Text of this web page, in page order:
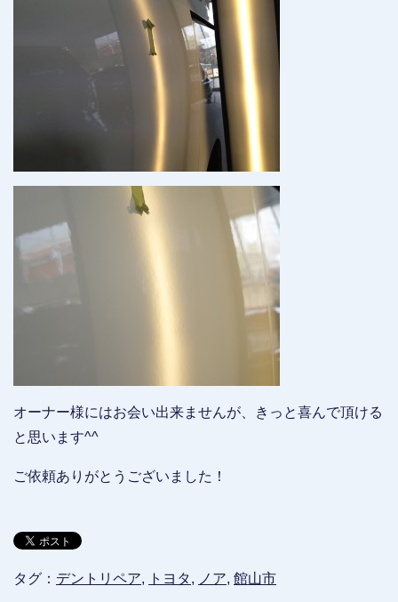
オーナー様にはお会い出来ませんが、きっと喜んで頂ける
と思います^^
ご依頼ありがとうございました！
タグ： デントリペア, トヨタ, ノア, 館山市